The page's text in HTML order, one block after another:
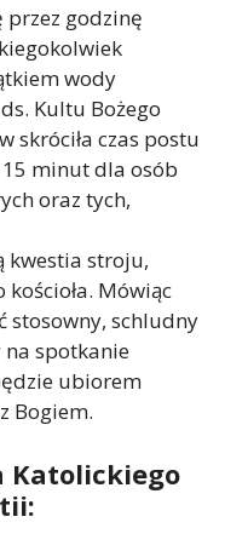
godzinę
wody
Kultu Bożego
skróciła czas postu
minut dla osób
oraz tych,
kwestia stroju,
Mówiąc
stosowny, schludny
spotkanie
ubiorem
Bogiem.
Katolickiego